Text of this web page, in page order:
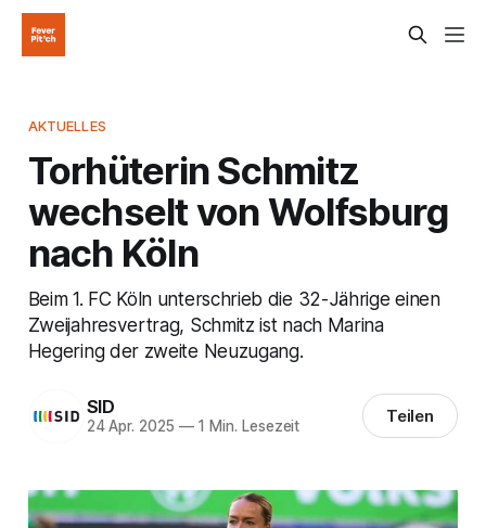
AKTUELLES
Torhüterin Schmitz
wechselt von Wolfsburg
nach Köln
Beim 1. FC Köln unterschrieb die 32-Jährige einen
Zweijahresvertrag, Schmitz ist nach Marina
Hegering der zweite Neuzugang.
SID
24 Apr. 2025 —1 Min. Lesezeit Teilen